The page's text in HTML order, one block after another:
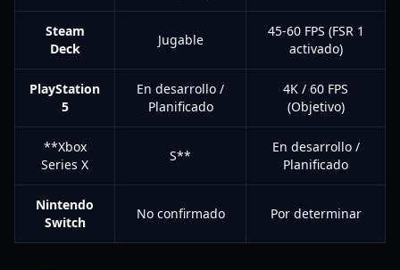
Steam
Deck
Jugable
45-60 FPS (FSR 1
activado)
PlayStation
5
En desarrollo /
Planificado
4K / 60 FPS
(Objetivo)
**Xbox
Series X
S**
En desarrollo /
Planificado
Nintendo
Switch
No confirmado Por determinar